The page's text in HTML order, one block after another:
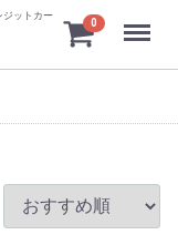
ジットカー
0 Menu